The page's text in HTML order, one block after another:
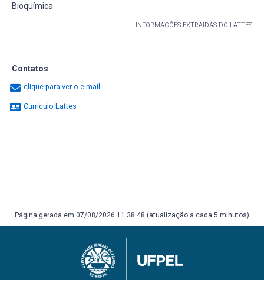
Bioquímica
INFORMAÇÕES EXTRAÍDAS DO LATTES
Contatos
clique para ver o e-mail
Currículo Lattes
Página gerada em 07/08/2026 11:38:48 (atualização a cada 5 minutos)